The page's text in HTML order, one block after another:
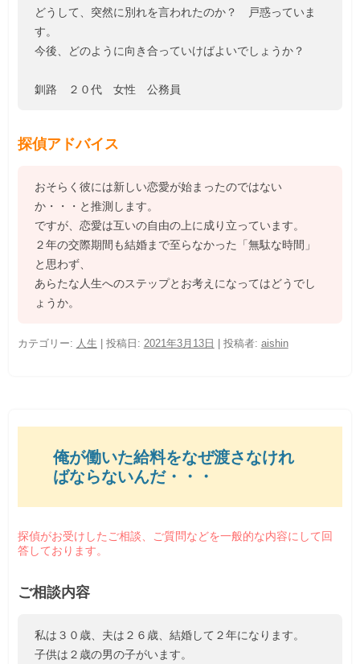
どうして、突然に別れを言われたのか？ 戸惑っていま
す。
今後、どのように向き合っていけばよいでしょうか？
釧路 ２０代 女性 公務員
探偵アドバイス
おそらく彼には新しい恋愛が始まったのではない
か・・・と推測します。
ですが、恋愛は互いの自由の上に成り立っています。
２年の交際期間も結婚まで至らなかった「無駄な時間」
と思わず、
あらたな人生へのステップとお考えになってはどうでし
ょうか。
カテゴリー: 人生 | 投稿日: 2021年3月13日 投稿者: aishin
俺が働いた給料をなぜ渡さなけれ
ばならないんだ・・・
探偵がお受けしたご相談、ご質問などを一般的な内容にして回
答しております。
ご相談内容
私は３０歳、夫は２６歳、結婚して２年になります。
子供は２歳の男の子がいます。